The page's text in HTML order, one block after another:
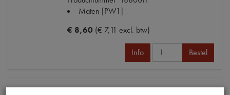
Maten [PW1]
€ 8,60 (€ 7,11 excl. btw)
Info Bestel